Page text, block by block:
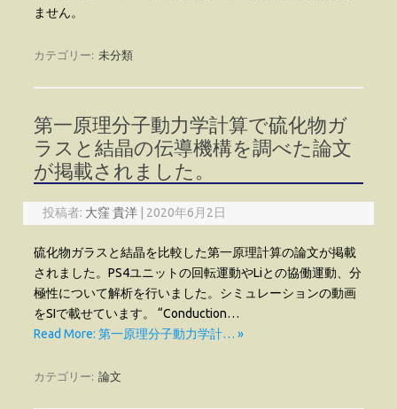
ません。
カテゴリー: 未分類
第一原理分子動力学計算で硫化物ガ
ラスと結晶の伝導機構を調べた論文
が掲載されました。
投稿者: 大窪 貴洋 2020年6月2日
硫化物ガラスと結晶を比較した第一原理計算の論文が掲載
されました。PS4ユニットの回転運動やLiとの協働運動、分
極性について解析を行いました。シミュレーションの動画
をSIで載せています。 “Conduction…
Read More: 第一原理分子動力学計… »
カテゴリー: 論文